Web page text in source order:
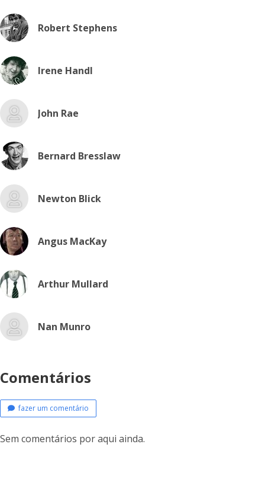
Robert Stephens
Irene Handl
John Rae
Bernard Bresslaw
Newton Blick
Angus MacKay
Arthur Mullard
Nan Munro
Comentários
fazer um comentário
Sem comentários por aqui ainda.